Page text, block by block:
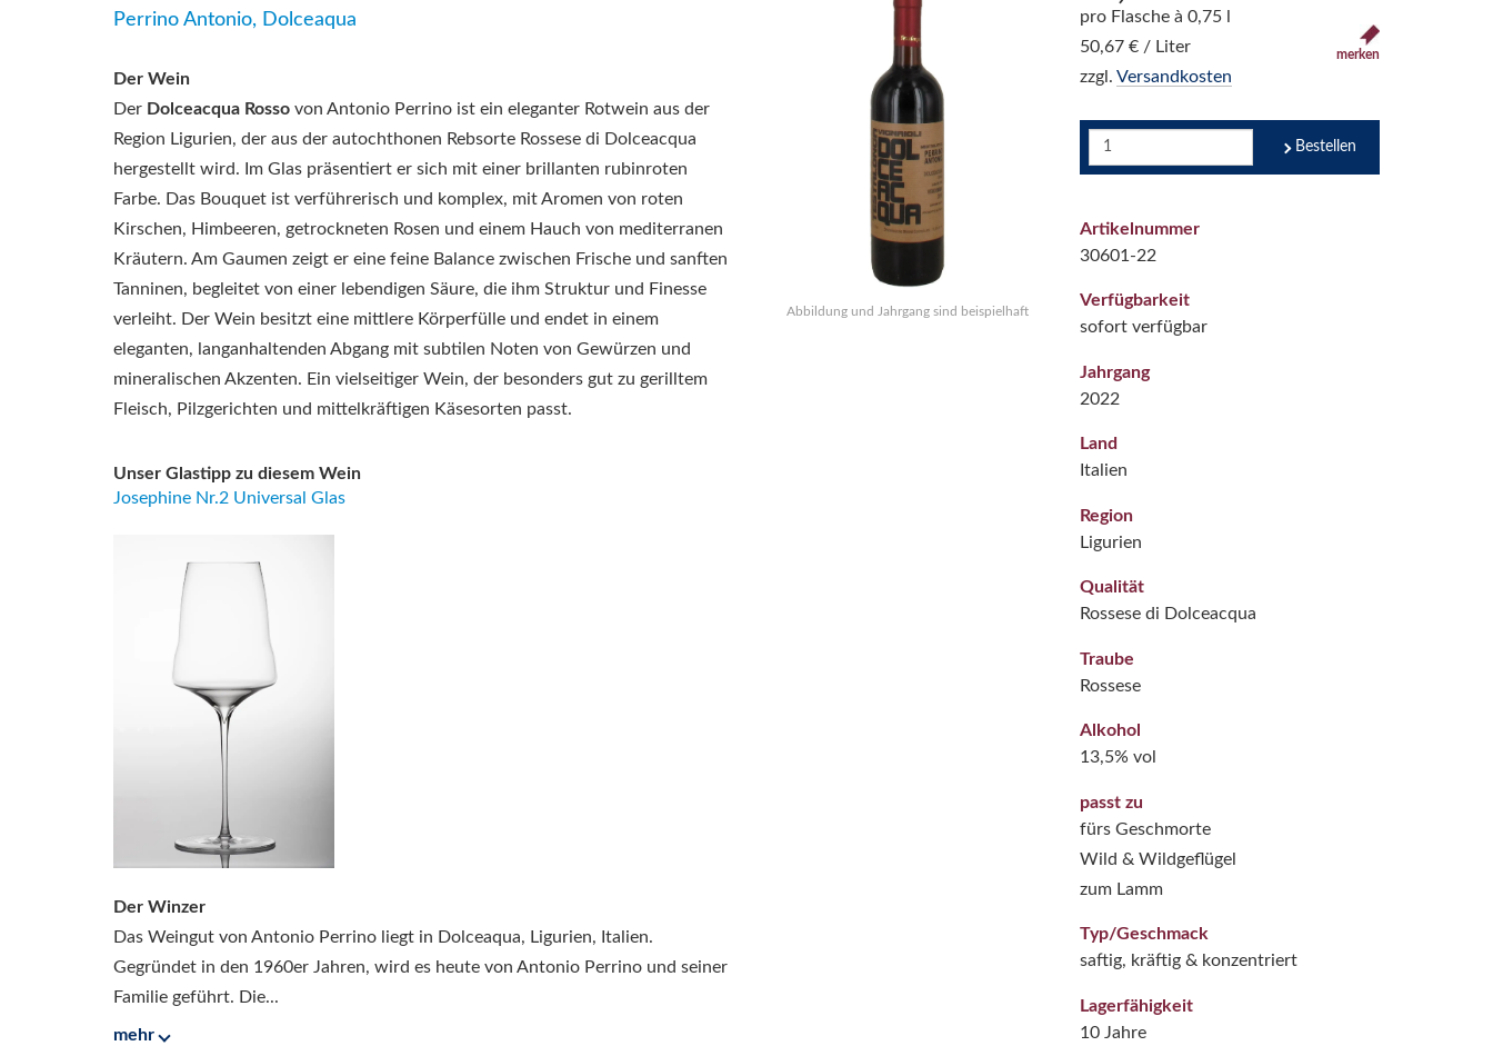
Perrino Antonio, Dolceaqua
Der Wein
Der Dolceacqua Rosso von Antonio Perrino ist ein eleganter Rotwein aus der
Region Ligurien, der aus der autochthonen Rebsorte Rossese di Dolceacqua
hergestellt wird. Im Glas präsentiert er sich mit einer brillanten rubinroten
Farbe. Das Bouquet ist verführerisch und komplex, mit Aromen von roten
Kirschen, Himbeeren, getrockneten Rosen und einem Hauch von mediterranen
Kräutern. Am Gaumen zeigt er eine feine Balance zwischen Frische und sanften
Tanninen, begleitet von einer lebendigen Säure, die ihm Struktur und Finesse
verleiht. Der Wein besitzt eine mittlere Körperfülle und endet in einem
eleganten, langanhaltenden Abgang mit subtilen Noten von Gewürzen und
mineralischen Akzenten. Ein vielseitiger Wein, der besonders gut zu gerilltem
Fleisch, Pilzgerichten und mittelkräftigen Käsesorten passt.
Unser Glastipp zu diesem Wein
Josephine Nr.2 Universal Glas
Der Winzer
Das Weingut von Antonio Perrino liegt in Dolceaqua, Ligurien, Italien.
Gegründet in den 1960er Jahren, wird es heute von Antonio Perrino und seiner
Familie geführt. Die...
mehr
Abbildung und Jahrgang sind beispielhaft
pro Flasche à 0,75 l
50,67 € / Liter
zzgl. Versandkosten
merken
Bestellen
Artikelnummer
30601-22
Verfügbarkeit
sofort verfügbar
Jahrgang
2022
Land
Italien
Region
Ligurien
Qualität
Rossese di Dolceacqua
Traube
Rossese
Alkohol
13,5% vol
passt zu
fürs Geschmorte
Wild & Wildgeflügel
zum Lamm
Typ/Geschmack
saftig, kräftig & konzentriert
Lagerfähigkeit
10 Jahre